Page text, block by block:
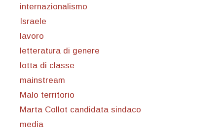
internazionalismo
Israele
lavoro
letteratura di genere
lotta di classe
mainstream
Malo territorio
Marta Collot candidata sindaco
media